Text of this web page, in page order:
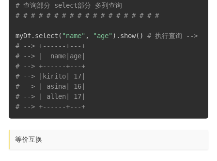
# 查询部分 select部分 多列查询
# # # # # # # # # # # # # # # # # # #
myDf. select ( "name" , "age" ) . show( )
# 执行查询 -->
# --> +------+---+
# --> |  name|age|
# --> +------+---+
# --> |kirito| 17|
# --> | asina| 16|
# --> | allen| 17|
# --> +------+---+
等价互换